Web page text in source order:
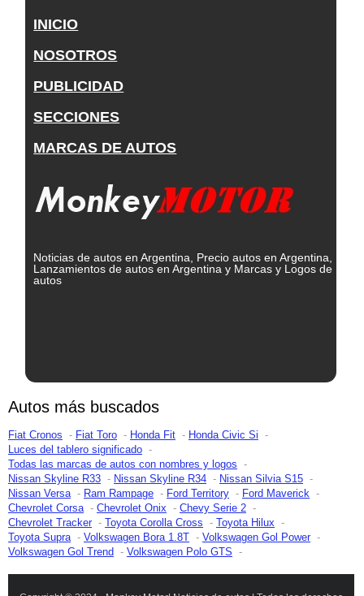
INICIO
NOSOTROS
PUBLICIDAD
SECCIONES
MARCAS DE AUTOS
Noticias de autos en Argentina, Precio autos en Argentina,
Lanzamientos de autos en Argentina y Marcas y Logos de
autos
Autos más buscados
Fiat Cronos Fiat Toro Honda Fit
Honda Civic Si
Luces del tablero significado
Todas las marcas de autos con nombres y logos
Nissan Skyline R33
Nissan Skyline R34
Nissan Silvia S15
Nissan Versa
Ram Rampage Ford Territory
Ford Maverick
Chevrolet Corsa
Chevrolet Onix
Chevy Serie 2
Chevrolet Tracker
Toyota Corolla Cross
Toyota Hilux
Toyota Supra
Volkswagen Bora 1.8T
Volkswagen Gol Power
Volkswagen Gol Trend
Volkswagen Polo GTS